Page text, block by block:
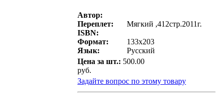
Автор:
Переплет:
Мягкий ,412стр.2011г.
ISBN:
Формат:
133x203
Язык:
Русский
Цена за шт.: 500.00
руб.
Задайте вопрос по этому товару